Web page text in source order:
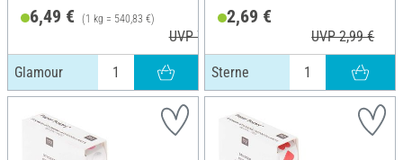
6,49 € (1 kg = 540,83 €)
UVP 7,49 €
Glamour
2,69 €
UVP 2,99 €
Sterne